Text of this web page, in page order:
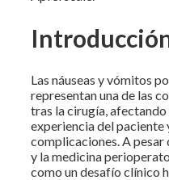
Las náuseas y vómitos
representan una de las
tras la cirugía,
experiencia del
complicaciones. A pesar
y la medicina
como un desafío clínico